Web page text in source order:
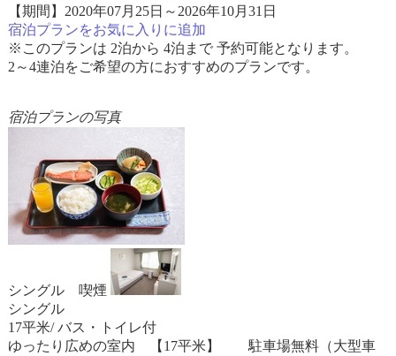
【期間】2020年07月25日～2026年10月31日
宿泊プランをお気に入りに追加
※このプランは 2泊から 4泊まで 予約可能となります。
2～4連泊をご希望の方におすすめのプランです。
宿泊プランの写真
シングル 喫煙
シングル
17平米/ バス・トイレ付
ゆったり広めの室内 【17平米】 駐車場無料（大型車